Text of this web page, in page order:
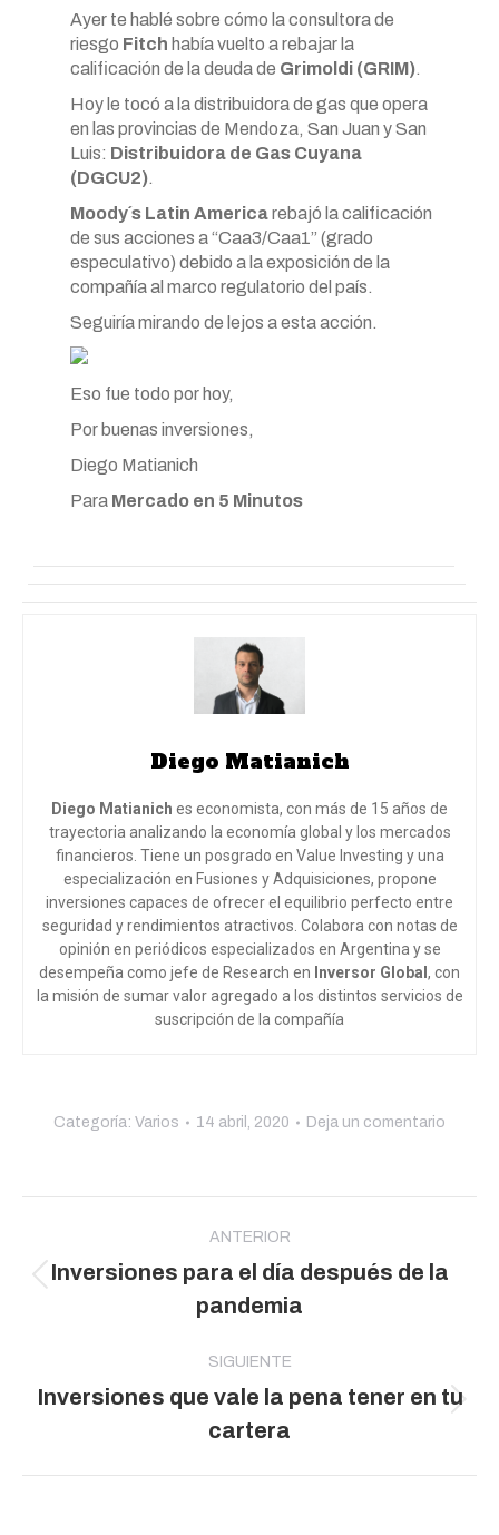
Ayer te hablé sobre cómo la consultora de
riesgo Fitch había vuelto a rebajar la
calificación de la deuda de Grimoldi (GRIM).
Hoy le tocó a la distribuidora de gas que opera
en las provincias de Mendoza, San Juan y San
Luis: Distribuidora de Gas Cuyana
(DGCU2).
Moody´s Latin Americarebajó la calificación
de sus acciones a “Caa3/Caa1” (grado
especulativo) debido a la exposición de la
compañía al marco regulatorio del país.
Seguiría mirando de lejos a esta acción.
Eso fue todo por hoy,
Por buenas inversiones,
Diego Matianich
Para Mercado en 5 Minutos
Diego Matianich
Diego Matianich es economista, con más de 15 años de
trayectoria analizando la economía global y los mercados
financieros. Tiene un posgrado en Value Investing y una
especialización en Fusiones y Adquisiciones, propone
inversiones capaces de ofrecer el equilibrio perfecto entre
seguridad y rendimientos atractivos. Colabora con notas de
opinión en periódicos especializados en Argentina y se
desempeña como jefe de Research en Inversor Global , con
la misión de sumar valor agregado a los distintos servicios de
suscripción de la compañía
Categoría: Varios 14 abril, 2020 Deja un comentario
publicaciones
ANTERIOR
Publicación
anterior:
Inversiones para el día después de la
pandemia
SIGUIENTE
Publicación
siguiente:
Inversiones que vale la pena tener en tu
cartera